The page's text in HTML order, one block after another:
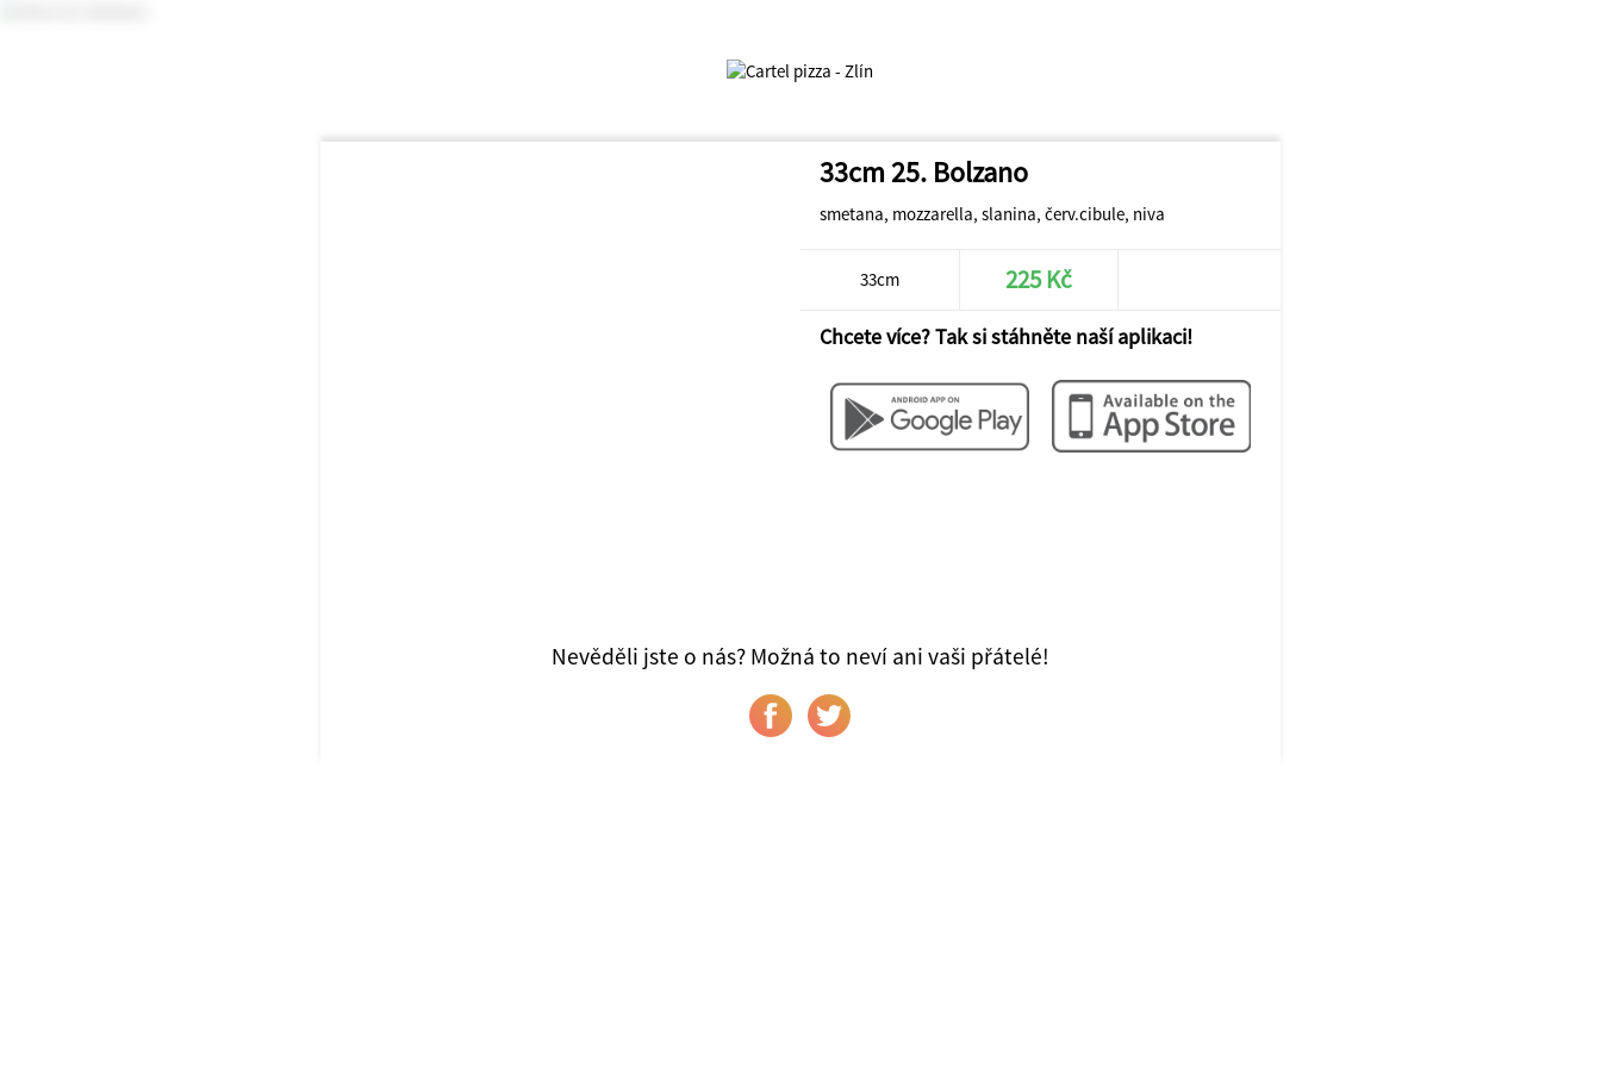
33cm 25. Bolzano
smetana, mozzarella, slanina, červ.cibule, niva
33cm 225 Kč
Chcete více? Tak si stáhněte naší aplikaci!
Nevěděli jste o nás? Možná to neví ani vaši přátelé!